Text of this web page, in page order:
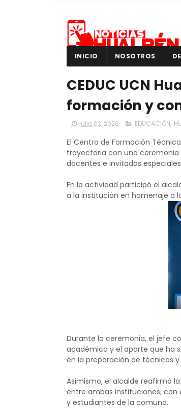
INICIO NOSOTROS
CEDUC UCN
formación y
julio 02, 2026 EDUCACIÓN,
El Centro de Formación
trayectoria con una
docentes e invitados
En la actividad participó el
a la institución en homenaje a
Durante la ceremonia, el jefe
académica y el aporte que ha
en la preparación de técnicos
Asimismo, el alcalde reafirmó
entre ambas instituciones, con
y estudiantes de la comuna.